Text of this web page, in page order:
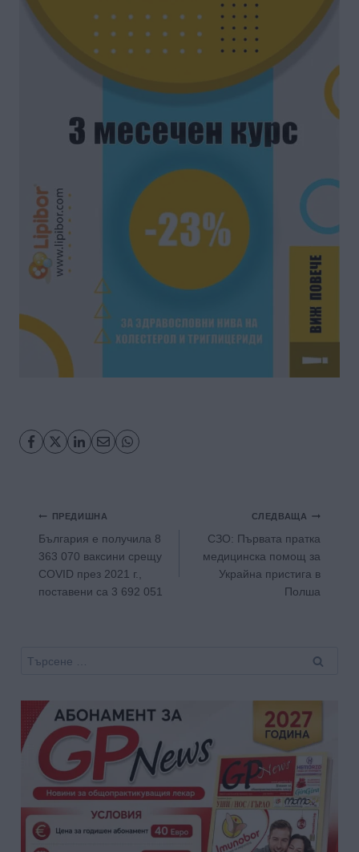
Навигация
ПРЕДИШНА
България е получила 8
363 070 ваксини срещу
COVID през 2021 г.,
поставени са 3 692 051
СЛЕДВАЩА
СЗО: Първата пратка
медицинска помощ за
Украйна пристига в
Полша
Търсене